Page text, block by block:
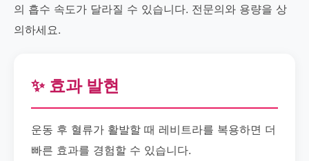
의 흡수 속도가 달라질 수 있습니다. 전문의와 용량을 상
의하세요.
✨ 효과 발현
운동 후 혈류가 활발할 때 레비트라를 복용하면 더
빠른 효과를 경험할 수 있습니다.